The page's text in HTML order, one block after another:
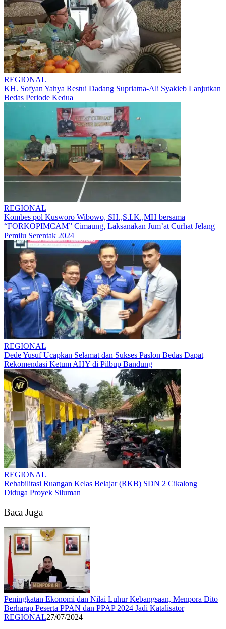
REGIONAL
KH. Sofyan Yahya Restui Dadang Supriatna-Ali Syakieb Lanjutkan
Bedas Periode Kedua
REGIONAL
Kombes pol Kusworo Wibowo, SH.,S.I.K.,MH bersama
“FORKOPIMCAM” Cimaung, Laksanakan Jum’at Curhat Jelang
Pemilu Serentak 2024
REGIONAL
Dede Yusuf Ucapkan Selamat dan Sukses Paslon Bedas Dapat
Rekomendasi Ketum AHY di Pilbup Bandung
REGIONAL
Rehabilitasi Ruangan Kelas Belajar (RKB) SDN 2 Cikalong
Diduga Proyek Siluman
Baca Juga
Peningkatan Ekonomi dan Nilai Luhur Kebangsaan, Menpora Dito
Berharap Peserta PPAN dan PPAP 2024 Jadi Katalisator
REGIONAL27/07/2024